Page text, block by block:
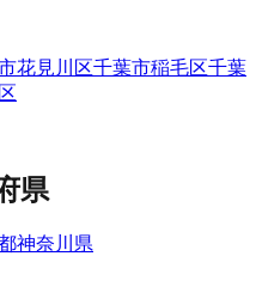
花見川区千葉市稲毛区千葉
県
神奈川県